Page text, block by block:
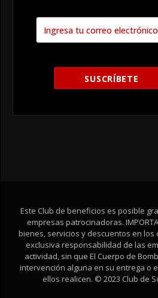
Este Club de beneficios es posible
empresas patrocinadoras.
bienes, servicios y descuentos en los
exclusiva responsabilidad de las
actividad, sin que El Cuerpo de
intervención alguna en su entrega o
ellos realicen. © 2023 Club de